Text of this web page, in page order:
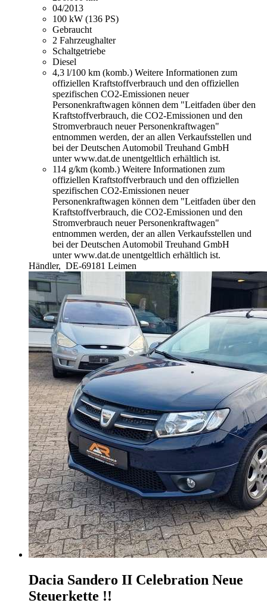
04/2013
100 kW (136 PS)
Gebraucht
2 Fahrzeughalter
Schaltgetriebe
Diesel
4,3 l/100 km (komb.) Weitere Informationen zum
offiziellen Kraftstoffverbrauch und den offiziellen
spezifischen CO2-Emissionen neuer
Personenkraftwagen können dem "Leitfaden über den
Kraftstoffverbrauch, die CO2-Emissionen und den
Stromverbrauch neuer Personenkraftwagen"
entnommen werden, der an allen Verkaufsstellen und
bei der Deutschen Automobil Treuhand GmbH
unter www.dat.de unentgeltlich erhältlich ist.
114 g/km (komb.) Weitere Informationen zum
offiziellen Kraftstoffverbrauch und den offiziellen
spezifischen CO2-Emissionen neuer
Personenkraftwagen können dem "Leitfaden über den
Kraftstoffverbrauch, die CO2-Emissionen und den
Stromverbrauch neuer Personenkraftwagen"
entnommen werden, der an allen Verkaufsstellen und
bei der Deutschen Automobil Treuhand GmbH
unter www.dat.de unentgeltlich erhältlich ist.
Händler, DE-69181 Leimen
Dacia Sandero II Celebration Neue
Steuerkette !!